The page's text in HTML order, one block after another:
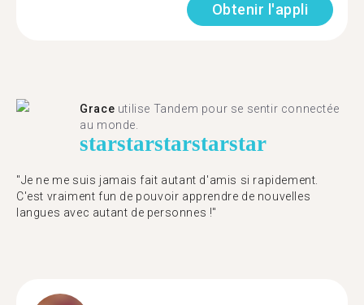
Obtenir l'appli
Grace utilise Tandem pour se sentir connectée
au monde.
starstarstarstarstar
"Je ne me suis jamais fait autant d'amis si rapidement.
C'est vraiment fun de pouvoir apprendre de nouvelles
langues avec autant de personnes !"